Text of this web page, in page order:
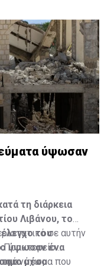
ύψωσαν
τη διάρκεια
Λιβάνου, το
του
ύψωσαν ένα
μέσο
σε αυτήν
Πρακτορείο
ανάχωμα που